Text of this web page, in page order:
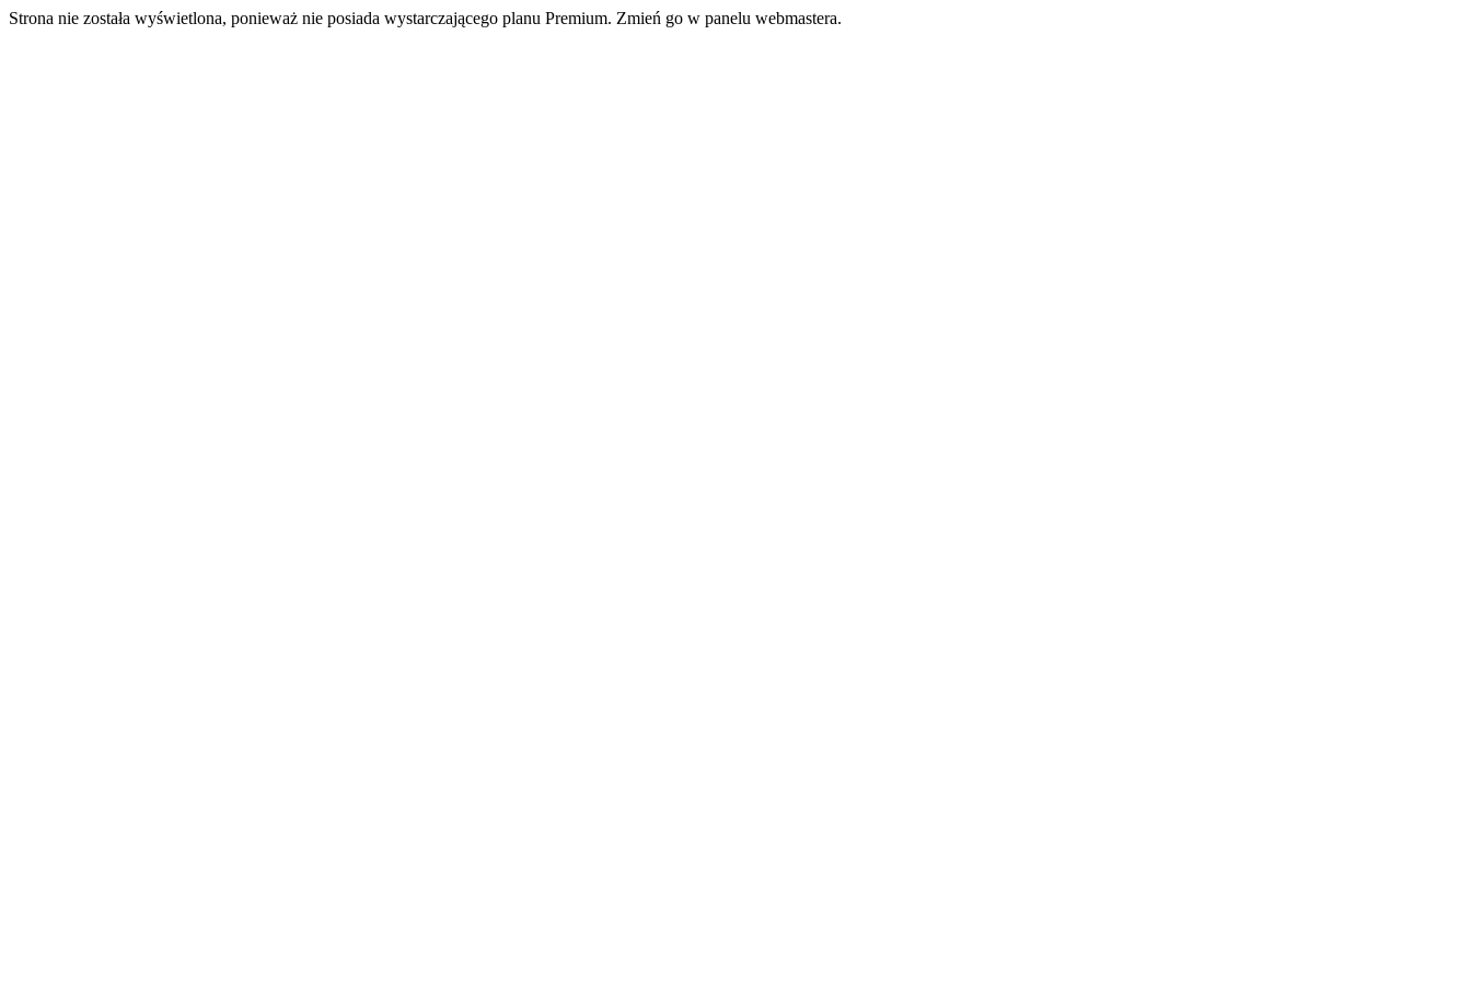
Strona nie została wyświetlona, ponieważ nie posiada wystarczającego planu Premium. Zmień go w panelu webmastera.